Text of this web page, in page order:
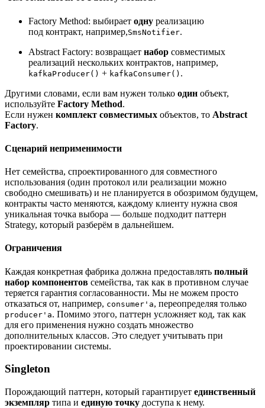
Factory Method: выбирает одну реализацию
под контракт, например,SmsNotifier.
Abstract Factory: возвращает набор совместимых
реализаций нескольких контрактов, например,
kafkaProducer() + kafkaConsumer() .
Другими словами, если вам нужен только один объект,
используйте Factory Method.
Если нужен комплект совместимых объектов, то Abstract
Factory.
Сценарий неприменимости
Нет семейства, спроектированного для совместного
использования (один протокол или реализации можно
свободно смешивать) и не планируется в обозримом будущем,
контракты часто меняются, каждому клиенту нужна своя
уникальная точка выбора — больше подходит паттерн
Strategy, который разберём в дальнейшем.
Ограничения
Каждая конкретная фабрика должна предоставлять полный
набор компонентов семейства, так как в противном случае
теряется гарантия согласованности. Мы не можем просто
отказаться от, например, consumer'a, переопределяя только
producer'a. Помимо этого, паттерн усложняет код, так как
для его применения нужно создать множество
дополнительных классов. Это следует учитывать при
проектировании системы.
Singleton
Порождающий паттерн, который гарантирует единственный
экземпляр типа и единую точку доступа к нему.